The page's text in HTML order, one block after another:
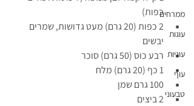
ממרחים
עוגות
עוגיות
עוף
טבעוני
כפות)
2 כפות (20 גרם) מעט גדושות, שמרים
יבשים
רבע כוס (50 גרם) סוכר
1 כף (20 גרם) מלח
100 גרם שמן
2 ביצים